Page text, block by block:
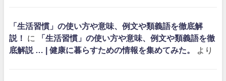
「生活習慣」の使い方や意味、例文や類義語を徹底解
説！
に
「生活習慣」の使い方や意味、例文や類義語を徹
底解説 … | 健康に暮らすための情報を集めてみた。
より